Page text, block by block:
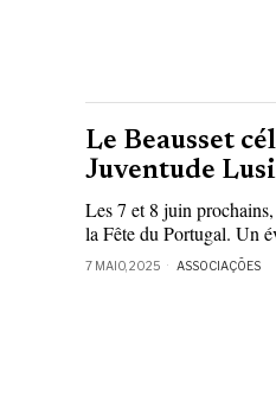
Le Beausset
Juventude
Les 7 et 8 juin
la Fête du Portugal. Un
7 MAIO, 2025 ASSOCIAÇÕES